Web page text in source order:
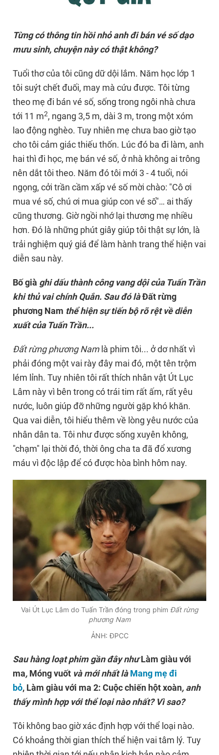
Từng có thông tin hồi nhỏ anh đi bán vé số dạo
mưu sinh, chuyện này có thật không?
Tuổi thơ của tôi cũng dữ dội lắm. Năm học lớp 1
tôi suýt chết đuối, may mà cứu được. Tôi từng
theo mẹ đi bán vé số, sống trong ngôi nhà chưa
tới 11 m2, ngang 3,5 m, dài 3 m, trong một xóm
lao động nghèo. Tuy nhiên mẹ chưa bao giờ tạo
cho tôi cảm giác thiếu thốn. Lúc đó ba đi làm, anh
hai thì đi học, mẹ bán vé số, ở nhà không ai trông
nên dắt tôi theo. Năm đó tôi mới 3 - 4 tuổi, nói
ngọng, cởi trần cầm xấp vé số mời chào: "Cô ơi
mua vé số, chú ơi mua giúp con vé số"… ai thấy
cũng thương. Giờ ngồi nhớ lại thương mẹ nhiều
hơn. Đó là những phút giây giúp tôi thật sự lớn, là
trải nghiệm quý giá để làm hành trang thể hiện vai
diễn sau này.
Bố già ghi dấu thành công vang dội của Tuấn Trần
khi thủ vai chính Quắn. Sau đó làĐất rừng
phương Nam thể hiện sự tiến bộ rõ rệt về diễn
xuất của Tuấn Trần...
Đất rừng phương Namlà phim tôi... ở dơ nhất vì
phải đóng một vai rày đây mai đó, một tên trộm
lém lỉnh. Tuy nhiên tôi rất thích nhân vật Út Lục
Lâm này vì bên trong có trái tim rất ấm, rất yêu
nước, luôn giúp đỡ những người gặp khó khăn.
Qua vai diễn, tôi hiểu thêm về lòng yêu nước của
nhân dân ta. Tôi như được sống xuyên không,
"chạm" lại thời đó, thời ông cha ta đã đổ xương
máu vì độc lập để có được hòa bình hôm nay.
Vai Út Lục Lâm do Tuấn Trần đóng trong phim Đất rừng
phương Nam
ẢNH: ĐPCC
Sau hàng loạt phim gần đây nhưLàm giàu với
ma, Móng vuốt và mới nhất làMang mẹ đi
bỏ, Làm giàu với ma 2: Cuộc chiến hột xoàn, anh
thấy mình hợp với thể loại nào nhất? Vì sao?
Tôi không bao giờ xác định hợp với thể loại nào.
Có khoảng thời gian thích thể hiện vai tâm lý. Tuy